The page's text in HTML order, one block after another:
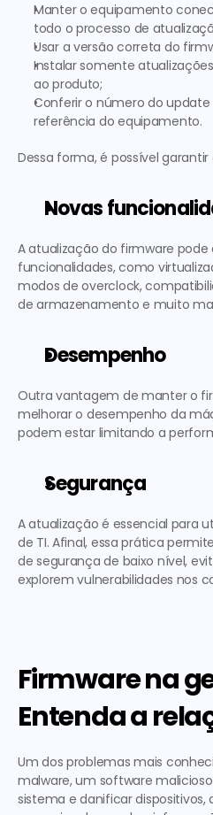
Manter o equipamento
todo o processo de
Usar a versão correta do
Instalar somente
ao produto;
Conferir o número do
referência do equipamento.
Dessa forma, é possível
Novas
A atualização do firmware
funcionalidades, como
modos de overclock,
de armazenamento e muito
Desempenho
Outra vantagem de manter o
melhorar o desempenho da
podem estar limitando a
Segurança
A atualização é essencial para
de TI. Afinal, essa prática
de segurança de baixo nível,
explorem vulnerabilidades nos
Firmware na
Entenda a
Um dos problemas mais
malware, um software
sistema e danificar dispositivos,